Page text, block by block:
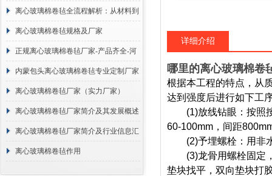
离心玻璃棉卷毡全流程解析：从材料到
施工
离心玻璃棉卷毡规格及厂家
正规离心玻璃棉卷毡厂家-产品齐全-河
北建峰保温材料有限公司
内蒙包头离心玻璃棉卷毡专业定制厂家
离心玻璃棉卷毡厂家（实力厂家）
离心玻璃棉卷毡厂家简介及其发展概述
离心玻璃棉卷毡厂家简介及行业信息汇
总
离心玻璃棉卷毡作用
详细介绍
哪里的离心玻璃棉卷
根据本工程的特点，从
达到强度后进行如下工
(1)放线钻眼：按照按
60-100mm，间距
(2)予埋螺栓：用非水
(3)龙骨用螺栓固定
垫块找平，双向垫块打